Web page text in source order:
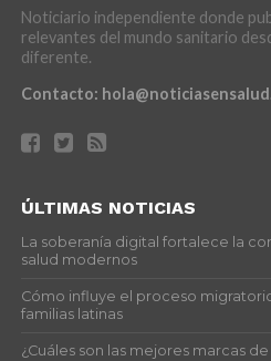
Noticiario independiente donde
relevantes del mundo sanitario
diferente.
Contacto:
ÚLTIMAS NOTICIAS
La soberanía digital fortalece la
salud modernos
Cómo influye el proceso
familias latinas
¿Cuáles son las mejores marcas